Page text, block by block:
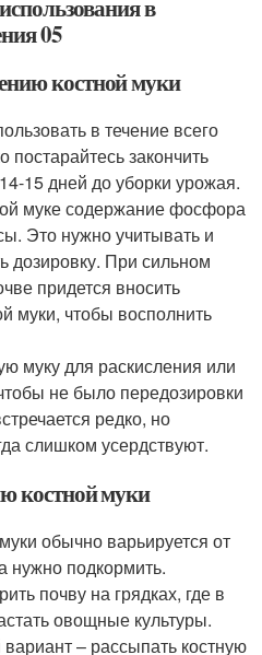
костной муки
в течение всего
постарайтесь закончить
15 дней до уборки урожая.
муке содержание фосфора
Это нужно учитывать и
дозировку. При сильном
придется вносить
муки, чтобы восполнить
муку для раскисления или
не было передозировки
редко, но
слишком усердствуют.
костной муки
обычно варьируется от
нужно подкормить.
почву на грядках, где в
овощные культуры.
– рассыпать костную